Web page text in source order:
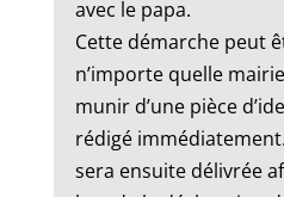
avec le papa.
Cette démarche peut
n’importe quelle
munir d’une pièce
rédigé
sera ensuite délivrée